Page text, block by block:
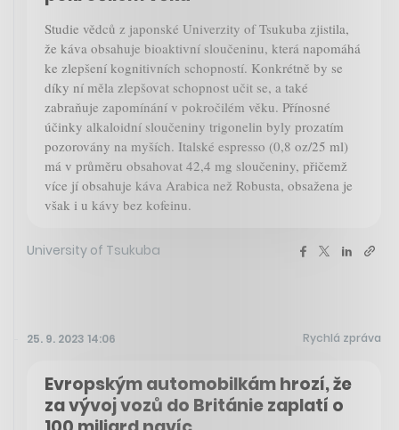
Studie vědců z japonské Univerzity of Tsukuba zjistila,
že káva obsahuje bioaktivní sloučeninu, která napomáhá
ke zlepšení kognitivních schopností. Konkrétně by se
díky ní měla zlepšovat schopnost učit se, a také
zabraňuje zapomínání v pokročilém věku. Přínosné
účinky alkaloidní sloučeniny trigonelin byly prozatím
pozorovány na myších. Italské espresso (0,8 oz/25 ml)
má v průměru obsahovat 42,4 mg sloučeniny, přičemž
více jí obsahuje káva Arabica než Robusta, obsažena je
však i u kávy bez kofeinu.
University of Tsukuba
25. 9. 2023 14:06 Rychlá zpráva
Evropským automobilkám hrozí, že
za vývoj vozů do Británie zaplatí o